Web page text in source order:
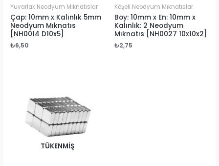
Yuvarlak Neodyum Mıknatıslar
Çap: 10mm x Kalınlık 5mm
Neodyum Mıknatıs
[NH0014 D10x5]
₺6,50
Köşeli Neodyum Mıknatıslar
Boy: 10mm x En: 10mm x
Kalınlık: 2 Neodyum
Mıknatıs [NH0027 10x10x2]
₺2,75
TÜKENMIŞ